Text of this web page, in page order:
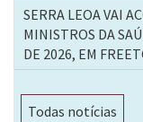
SERRA LEOA VAI
MINISTROS DA
DE 2026, EM
Todas notícias